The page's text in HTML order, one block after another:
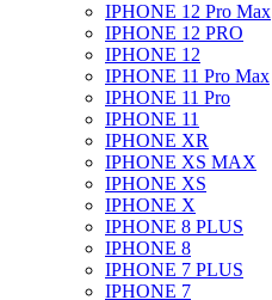
IPHONE 12 Pro Max
IPHONE 12 PRO
IPHONE 12
IPHONE 11 Pro Max
IPHONE 11 Pro
IPHONE 11
IPHONE XR
IPHONE XS MAX
IPHONE XS
IPHONE X
IPHONE 8 PLUS
IPHONE 8
IPHONE 7 PLUS
IPHONE 7